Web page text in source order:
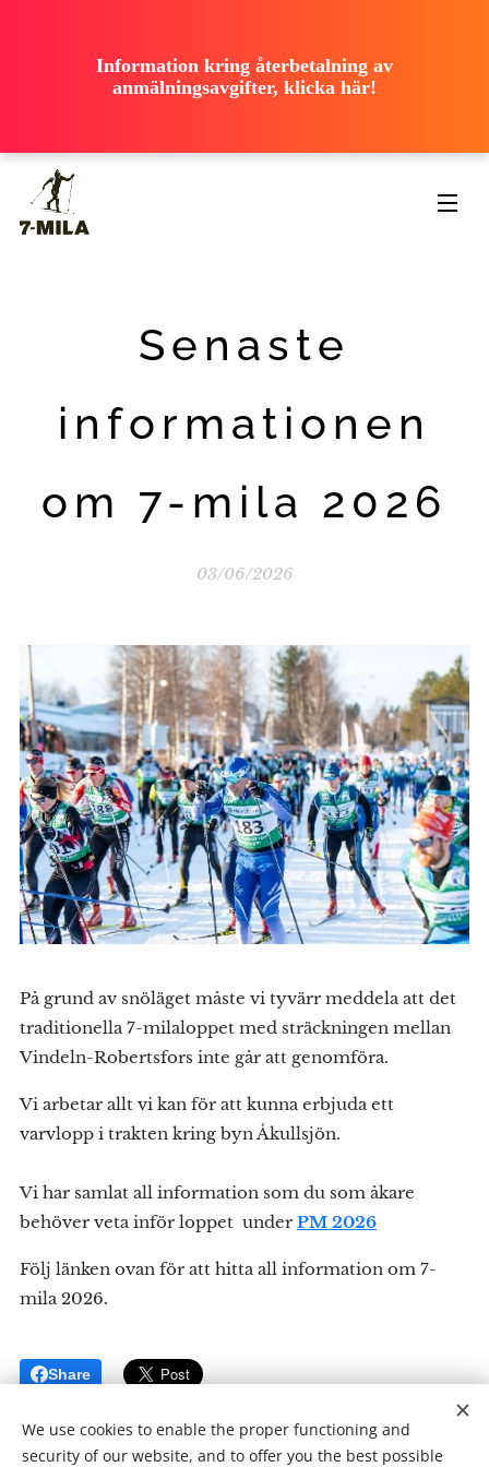
ooooooooooo
ooooooooooo
Information kring återbetalning av
anmälningsavgifter, klicka här!
Senaste
informationen
om 7-mila 2026
03/06/2026
På grund av snöläget måste vi tyvärr meddela att det
traditionella 7-milaloppet med sträckningen mellan
Vindeln-Robertsfors inte går att genomföra.
Vi arbetar allt vi kan för att kunna erbjuda ett
varvlopp i trakten kring byn Åkullsjön.
Vi har samlat all information som du som åkare
behöver veta inför loppet under PM 2026
Följ länken ovan för att hitta all information om 7-
mila 2026.
Share
We use cookies to enable the proper functioning and
security of our website, and to offer you the best possible